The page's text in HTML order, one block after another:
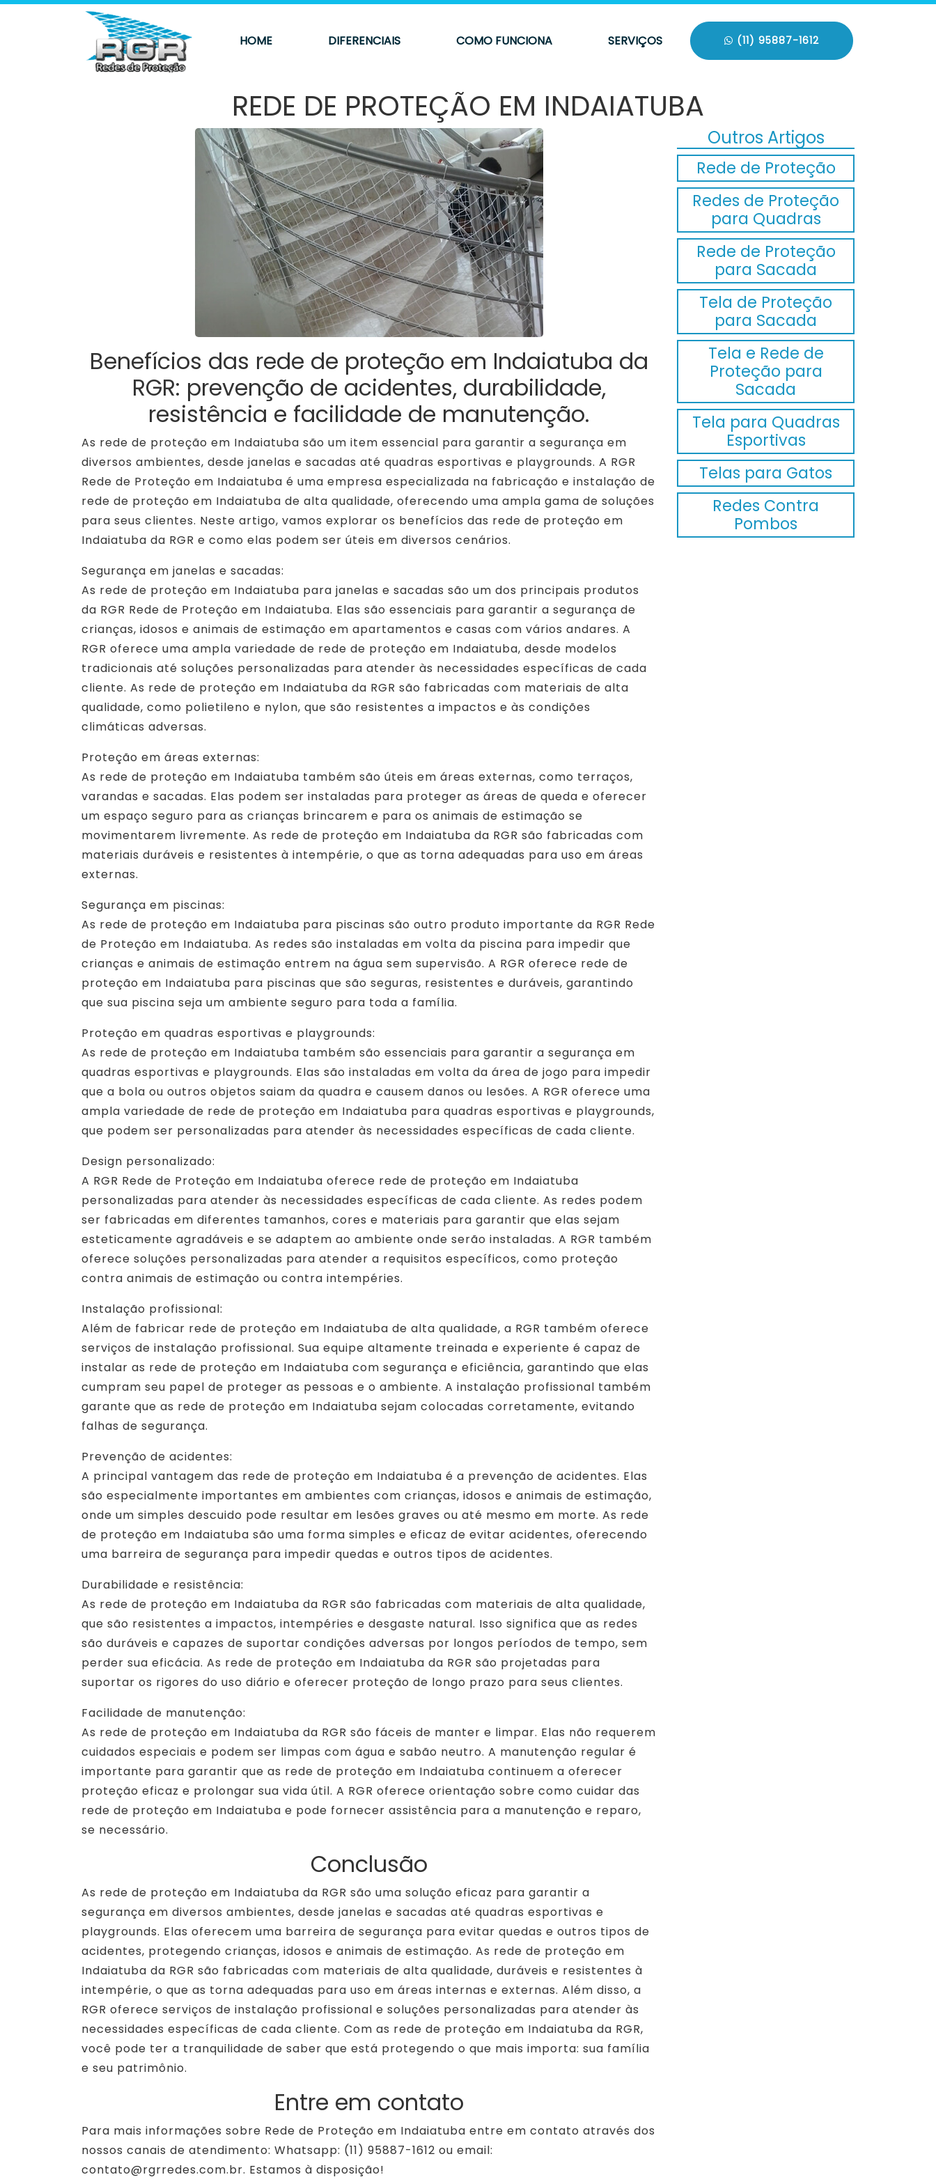
HOME DIFERENCIAIS COMO FUNCIONA SERVIÇOS (11) 95887-1612
REDE DE PROTEÇÃO EM INDAIATUBA
Benefícios das rede de proteção em Indaiatuba da
RGR: prevenção de acidentes, durabilidade,
resistência e facilidade de manutenção.
As rede de proteção em Indaiatuba são um item essencial para garantir a segurança em
diversos ambientes, desde janelas e sacadas até quadras esportivas e playgrounds. A RGR
Rede de Proteção em Indaiatuba é uma empresa especializada na fabricação e instalação de
rede de proteção em Indaiatuba de alta qualidade, oferecendo uma ampla gama de soluções
para seus clientes. Neste artigo, vamos explorar os benefícios das rede de proteção em
Indaiatuba da RGR e como elas podem ser úteis em diversos cenários.
Segurança em janelas e sacadas:
As rede de proteção em Indaiatuba para janelas e sacadas são um dos principais produtos
da RGR Rede de Proteção em Indaiatuba. Elas são essenciais para garantir a segurança de
crianças, idosos e animais de estimação em apartamentos e casas com vários andares. A
RGR oferece uma ampla variedade de rede de proteção em Indaiatuba, desde modelos
tradicionais até soluções personalizadas para atender às necessidades específicas de cada
cliente. As rede de proteção em Indaiatuba da RGR são fabricadas com materiais de alta
qualidade, como polietileno e nylon, que são resistentes a impactos e às condições
climáticas adversas.
Proteção em áreas externas:
As rede de proteção em Indaiatuba também são úteis em áreas externas, como terraços,
varandas e sacadas. Elas podem ser instaladas para proteger as áreas de queda e oferecer
um espaço seguro para as crianças brincarem e para os animais de estimação se
movimentarem livremente. As rede de proteção em Indaiatuba da RGR são fabricadas com
materiais duráveis e resistentes à intempérie, o que as torna adequadas para uso em áreas
externas.
Segurança em piscinas:
As rede de proteção em Indaiatuba para piscinas são outro produto importante da RGR Rede
de Proteção em Indaiatuba. As redes são instaladas em volta da piscina para impedir que
crianças e animais de estimação entrem na água sem supervisão. A RGR oferece rede de
proteção em Indaiatuba para piscinas que são seguras, resistentes e duráveis, garantindo
que sua piscina seja um ambiente seguro para toda a família.
Proteção em quadras esportivas e playgrounds:
As rede de proteção em Indaiatuba também são essenciais para garantir a segurança em
quadras esportivas e playgrounds. Elas são instaladas em volta da área de jogo para impedir
que a bola ou outros objetos saiam da quadra e causem danos ou lesões. A RGR oferece uma
ampla variedade de rede de proteção em Indaiatuba para quadras esportivas e playgrounds,
que podem ser personalizadas para atender às necessidades específicas de cada cliente.
Design personalizado:
A RGR Rede de Proteção em Indaiatuba oferece rede de proteção em Indaiatuba
personalizadas para atender às necessidades específicas de cada cliente. As redes podem
ser fabricadas em diferentes tamanhos, cores e materiais para garantir que elas sejam
esteticamente agradáveis e se adaptem ao ambiente onde serão instaladas. A RGR também
oferece soluções personalizadas para atender a requisitos específicos, como proteção
contra animais de estimação ou contra intempéries.
Instalação profissional:
Além de fabricar rede de proteção em Indaiatuba de alta qualidade, a RGR também oferece
serviços de instalação profissional. Sua equipe altamente treinada e experiente é capaz de
instalar as rede de proteção em Indaiatuba com segurança e eficiência, garantindo que elas
cumpram seu papel de proteger as pessoas e o ambiente. A instalação profissional também
garante que as rede de proteção em Indaiatuba sejam colocadas corretamente, evitando
falhas de segurança.
Prevenção de acidentes:
A principal vantagem das rede de proteção em Indaiatuba é a prevenção de acidentes. Elas
são especialmente importantes em ambientes com crianças, idosos e animais de estimação,
onde um simples descuido pode resultar em lesões graves ou até mesmo em morte. As rede
de proteção em Indaiatuba são uma forma simples e eficaz de evitar acidentes, oferecendo
uma barreira de segurança para impedir quedas e outros tipos de acidentes.
Durabilidade e resistência:
As rede de proteção em Indaiatuba da RGR são fabricadas com materiais de alta qualidade,
que são resistentes a impactos, intempéries e desgaste natural. Isso significa que as redes
são duráveis e capazes de suportar condições adversas por longos períodos de tempo, sem
perder sua eficácia. As rede de proteção em Indaiatuba da RGR são projetadas para
suportar os rigores do uso diário e oferecer proteção de longo prazo para seus clientes.
Facilidade de manutenção:
As rede de proteção em Indaiatuba da RGR são fáceis de manter e limpar. Elas não requerem
cuidados especiais e podem ser limpas com água e sabão neutro. A manutenção regular é
importante para garantir que as rede de proteção em Indaiatuba continuem a oferecer
proteção eficaz e prolongar sua vida útil. A RGR oferece orientação sobre como cuidar das
rede de proteção em Indaiatuba e pode fornecer assistência para a manutenção e reparo,
se necessário.
Conclusão
As rede de proteção em Indaiatuba da RGR são uma solução eficaz para garantir a
segurança em diversos ambientes, desde janelas e sacadas até quadras esportivas e
playgrounds. Elas oferecem uma barreira de segurança para evitar quedas e outros tipos de
acidentes, protegendo crianças, idosos e animais de estimação. As rede de proteção em
Indaiatuba da RGR são fabricadas com materiais de alta qualidade, duráveis e resistentes à
intempérie, o que as torna adequadas para uso em áreas internas e externas. Além disso, a
RGR oferece serviços de instalação profissional e soluções personalizadas para atender às
necessidades específicas de cada cliente. Com as rede de proteção em Indaiatuba da RGR,
você pode ter a tranquilidade de saber que está protegendo o que mais importa: sua família
e seu patrimônio.
Entre em contato
Para mais informações sobre Rede de Proteção em Indaiatuba entre em contato através dos
nossos canais de atendimento: Whatsapp: (11) 95887-1612 ou email:
contato@rgrredes.com.br. Estamos à disposição!
Outros Artigos
Rede de Proteção
Redes de Proteção
para Quadras
Rede de Proteção
para Sacada
Tela de Proteção
para Sacada
Tela e Rede de
Proteção para
Sacada
Tela para Quadras
Esportivas
Telas para Gatos
Redes Contra
Pombos